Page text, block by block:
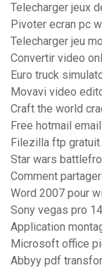
Telecharger jeux
Pivoter ecran pc
Telecharger jeu
Convertir video
Movavi video
Craft the world
Free hotmail
Filezilla ftp
Star wars
Comment
Word 2007 pour
Sony vegas pro
Application
Microsoft office
Abbyy pdf